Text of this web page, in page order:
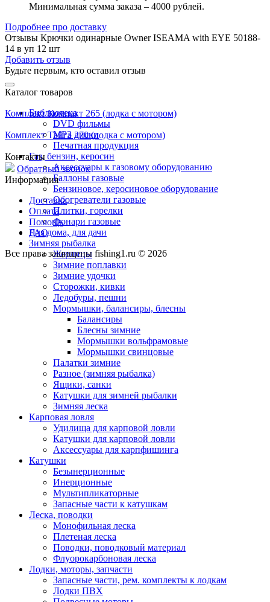
Минимальная сумма заказа – 4000 рублей.
Подробнее про доставку
Отзывы Крючки одинарные Owner ISEAMA with EYE 50188-
14 в уп 12 шт
Добавить отзыв
Будьте первым, кто оставил отзыв
Каталог товаров
Библиотека
DVD фильмы
MP3 диски
Печатная продукция
Газ, бензин, керосин
Аксессуары к газовому оборудованию
Баллоны газовые
Бензиновое, керосиновое оборудование
Обогреватели газовые
Плитки, горелки
Фонари газовые
Для дома, для дачи
Зимняя рыбалка
Жерлицы
Зимние поплавки
Зимние удочки
Сторожки, кивки
Ледобуры, пешни
Мормышки, балансиры, блесны
Балансиры
Блесны зимние
Мормышки вольфрамовые
Мормышки свинцовые
Палатки зимние
Разное (зимняя рыбалка)
Ящики, санки
Катушки для зимней рыбалки
Зимняя леска
Карповая ловля
Удилища для карповой ловли
Катушки для карповой ловли
Аксессуары для карпфишинга
Катушки
Безынерционные
Инерционные
Мультипликаторные
Запасные части к катушкам
Леска, поводки
Монофильная леска
Плетеная леска
Поводки, поводковый материал
Флуорокарбоновая леска
Лодки, моторы, запчасти
Запасные части, рем. комплекты к лодкам
Лодки ПВХ
Комплект Компакт 265 (лодка с мотором)
Комплект Тайга 270 (лодка с мотором)
Контакты
Обратный звонок
Информация
Доставка
Оплата
Помощь
FAQ
Все права защищены fishing1.ru © 2026